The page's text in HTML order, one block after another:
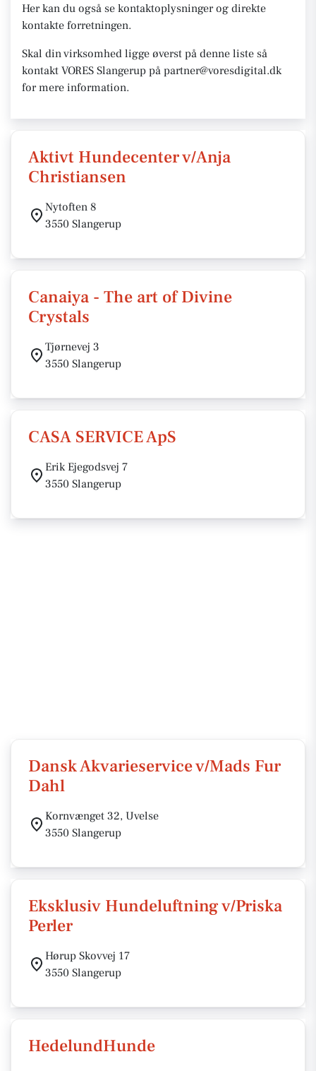
Her kan du også se kontaktoplysninger og direkte
kontakte forretningen.
Skal din virksomhed ligge øverst på denne liste så
kontakt VORES Slangerup på partner@voresdigital.dk
for mere information.
Aktivt Hundecenter v/Anja
Christiansen
Nytoften 8
3550 Slangerup
Canaiya - The art of Divine
Crystals
Tjørnevej 3
3550 Slangerup
CASA SERVICE ApS
Erik Ejegodsvej 7
3550 Slangerup
Dansk Akvarieservice v/Mads Fur
Dahl
Kornvænget 32, Uvelse
3550 Slangerup
Eksklusiv Hundeluftning v/Priska
Perler
Hørup Skovvej 17
3550 Slangerup
HedelundHunde